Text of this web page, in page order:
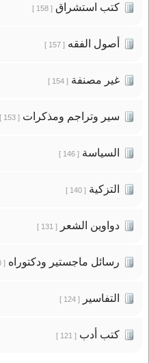
كتب استشراق[ 158 ]
أصول الفقه[ 157 ]
غير مصنفة[ 154 ]
سير وتراجم ومذكرات[ 153 ]
السياسة[ 146 ]
التزكية[ 140 ]
دواوين الشعر[ 131 ]
رسائل ماجستير ودكتوراه[ 130 ]
التفاسير[ 124 ]
كتب أدب[ 121 ]